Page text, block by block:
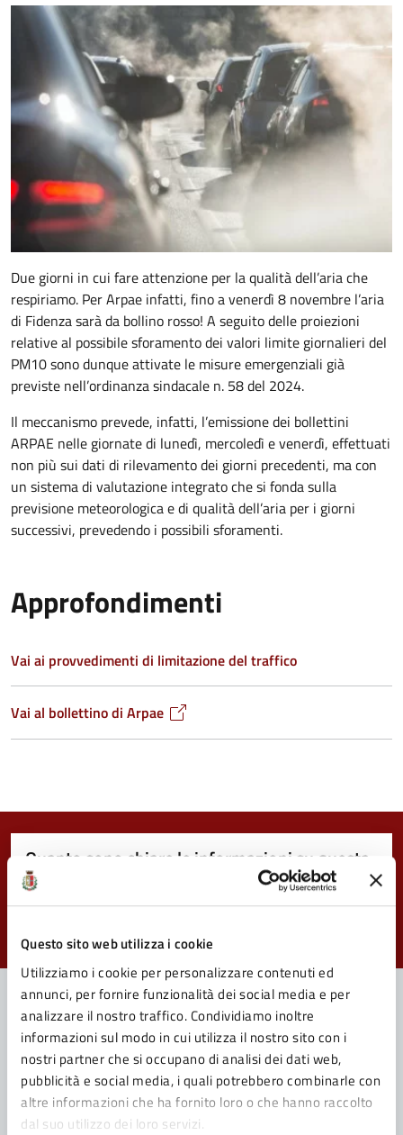
Questo sito web utilizza i cookie
Utilizziamo i cookie per personalizzare contenuti ed
annunci, per fornire funzionalità dei social media e per
analizzare il nostro traffico. Condividiamo inoltre
informazioni sul modo in cui utilizza il nostro sito con i
nostri partner che si occupano di analisi dei dati web,
pubblicità e social media, i quali potrebbero combinarle con
altre informazioni che ha fornito loro o che hanno raccolto
dal suo utilizzo dei loro servizi.
Due giorni in cui fare attenzione per la qualità dell’aria che
respiriamo. Per Arpae infatti, fino a venerdì 8 novembre l’aria
di Fidenza sarà da bollino rosso! A seguito delle proiezioni
relative al possibile sforamento dei valori limite giornalieri del
PM10 sono dunque attivate le misure emergenziali già
previste nell’ordinanza sindacale n. 58 del 2024.
Il meccanismo prevede, infatti, l’emissione dei bollettini
ARPAE nelle giornate di lunedì, mercoledì e venerdì, effettuati
non più sui dati di rilevamento dei giorni precedenti, ma con
un sistema di valutazione integrato che si fonda sulla
previsione meteorologica e di qualità dell’aria per i giorni
successivi, prevedendo i possibili sforamenti.
Approfondimenti
Vai ai provvedimenti di limitazione del traffico
Vai al bollettino di Arpae
Quanto sono chiare le informazioni su questa
pagina?
Valuta 5 stelle su 5
Valuta 4 stelle su 5
Valuta 3 stelle su 5
Valuta 2 stelle su 5
Valuta 1 stelle su 5
Contatta il Comune
Leggi le domande frequenti
Richiedi assistenza